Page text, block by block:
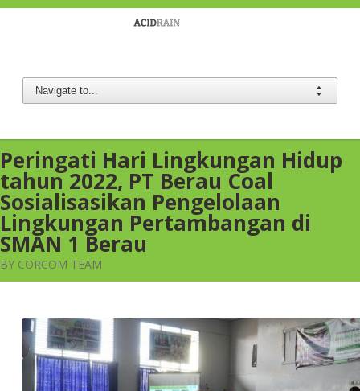
Peringati Hari Lingkungan Hidup
tahun 2022, PT Berau Coal
Sosialisasikan Pengelolaan
Lingkungan Pertambangan di
SMAN 1 Berau
BY CORCOM TEAM